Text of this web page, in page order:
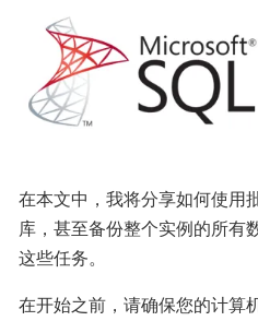
在本文中，我将分享如何使用
库，甚至备份整个实例的所有
这些任务。
在开始之前，请确保您的计算